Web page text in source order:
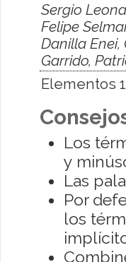
Sergio
Felipe
Danilla
Garrido,
Elementos
Los
y
Las
Por
los